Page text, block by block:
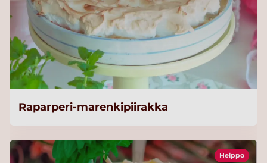
Raparperi-marenkipiirakka
Helppo